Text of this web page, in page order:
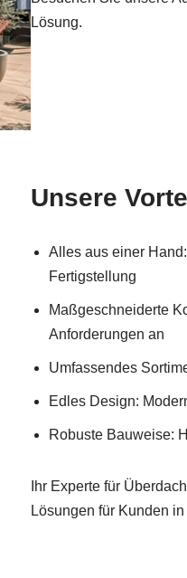
Lösung.
Unsere
Alles aus einer
Fertigstellung
Maßgeschneiderte
Anforderungen an
Umfassendes
Edles Design:
Robuste Bauweise:
Ihr Experte für
Lösungen für Kunden